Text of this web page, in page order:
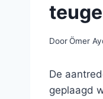
DoorÖmer
De
geplaagd